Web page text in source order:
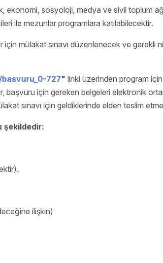
ekonomi, sosyoloji, medya ve sivil toplum
ile mezunlar programlara katılabilecektir.
mülakat sınavı düzenlenecek ve gerekli
727" linki üzerinden program
başvuru için gereken belgeleri elektronik
sınavı için geldiklerinde elden teslim
şekildedir:
ilişkin)